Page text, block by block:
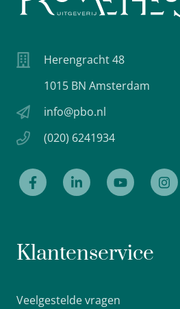
Herengracht 48
1015 BN Amsterdam
info@pbo.nl
(020) 6241934
Klantenservice
Veelgestelde vragen